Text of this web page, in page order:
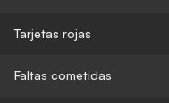
Tarjetas rojas
Faltas cometidas